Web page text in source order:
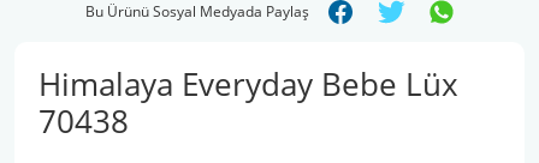
Bu Ürünü Sosyal Medyada Paylaş
Himalaya Everyday Bebe Lüx
70438